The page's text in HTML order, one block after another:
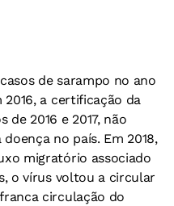
de sarampo no ano
2016, a certificação da
de 2016 e 2017, não
no país. Em 2018,
migratório associado
o vírus voltou a circular
circulação do